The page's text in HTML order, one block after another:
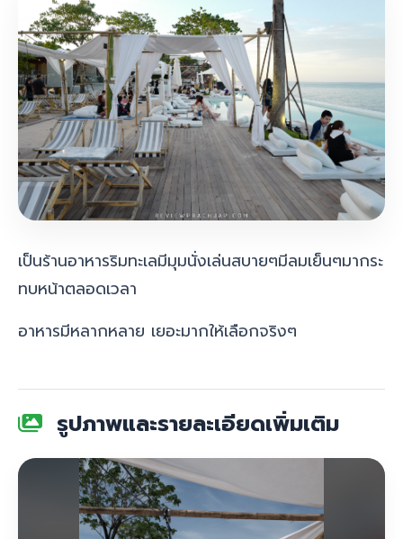
เป็นร้านอาหารริมทะเลมีมุมนั่งเล่นสบายๆมีลมเย็นๆมากระ
ทบหน้าตลอดเวลา
อาหารมีหลากหลาย เยอะมากให้เลือกจริงๆ
รูปภาพและรายละเอียดเพิ่มเติม